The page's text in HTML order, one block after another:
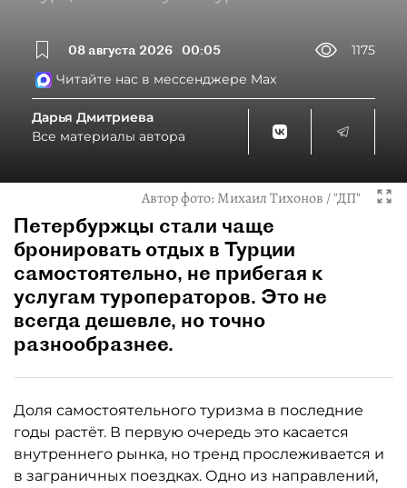
08 августа 2026 00:05
1175
Читайте нас в мессенджере Max
Дарья Дмитриева
Все материалы автора
Автор фото:Михаил Тихонов / "ДП"
Петербуржцы стали чаще
бронировать отдых в Турции
самостоятельно, не прибегая к
услугам туроператоров. Это не
всегда дешевле, но точно
разнообразнее.
Доля самостоятельного туризма в последние
годы растёт. В первую очередь это касается
внутреннего рынка, но тренд прослеживается и
в заграничных поездках. Одно из направлений,